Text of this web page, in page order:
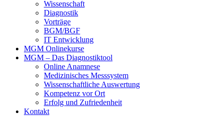
Wissenschaft
Diagnostik
Vorträge
BGM/BGF
IT Entwicklung
MGM Onlinekurse
MGM – Das Diagnostiktool
Online Anamnese
Medizinisches Messsystem
Wissenschaftliche Auswertung
Kompetenz vor Ort
Erfolg und Zufriedenheit
Kontakt